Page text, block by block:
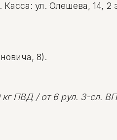
ул. Олешева, 14, 2
8).
кг ПВД / от 6 рул. 3-сл.